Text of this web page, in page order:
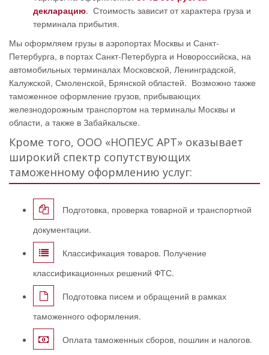
декларацию. Стоимость зависит от характера груза и
терминала прибытия.
Мы оформляем грузы в аэропортах Москвы и Санкт-
Петербурга, в портах Санкт-Петербурга и Новороссийска, на
автомобильных терминалах Московской, Ленинградской,
Калужской, Смоленской, Брянской областей. Возможно также
таможенное оформление грузов, прибывающих
железнодорожным транспортом на терминалы Москвы и
области, а также в Забайкальске.
Кроме того, ООО «НОПЕУС АРТ» оказывает
широкий спектр сопутствующих
таможенному оформлению услуг:
Подготовка, проверка товарной и транспортной
документации.
Классификация товаров. Получение
классификационных решений ФТС.
Подготовка писем и обращений в рамках
таможенного оформления.
Оплата таможенных сборов, пошлин и налогов.